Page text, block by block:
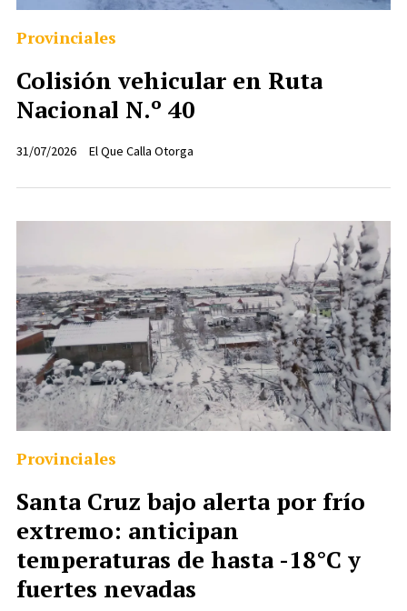
Colisión vehicular en Ruta
Nacional N.º 40
El Que Calla Otorga
Provinciales
31/07/2026
Santa Cruz bajo alerta por frío
extremo: anticipan
temperaturas de hasta -18°C y
fuertes nevadas
Provinciales